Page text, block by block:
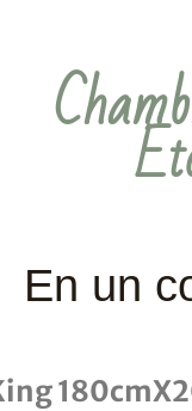
En un